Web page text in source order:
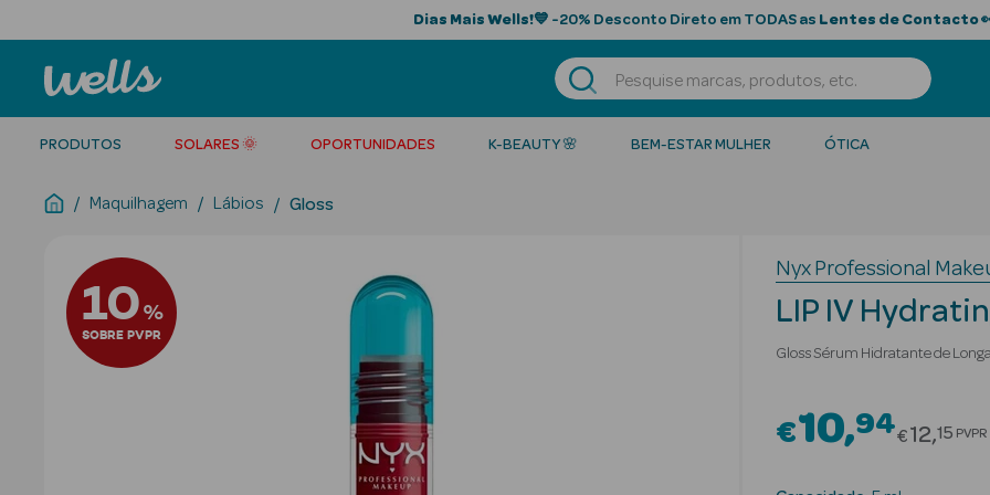
Dias Mais Wells!💙 -20% Desconto Direto em TODAS as Lentes de Contacto
PRODUTOS SOLARES 🌞 OPORTUNIDADES K-BEAUTY 🌸 BEM-ESTAR MULHER ÓTICA
Maquilhagem Lábios Gloss
10%
SOBRE PVPR
Nyx Professional
LIP IV
Gloss Sérum Hidratante de
€10 94Price
€12 15 PVPR